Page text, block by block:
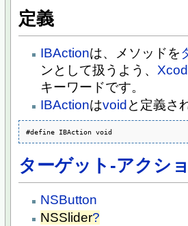
定義
IBActionは、メソッドを
ンとして扱うよう、
キーワードです。
IBActionはvoid と定義さ
#define IBAction void
ターゲット-アクシ
NSButton
NSSlider?